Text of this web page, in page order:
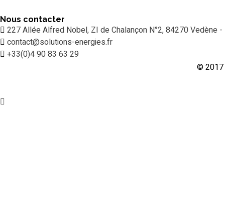
Nous contacter
227 Allée Alfred Nobel, ZI de Chalançon N°2, 84270 Vedène -
contact@solutions-energies.fr
+33(0)4 90 83 63 29
© 2017